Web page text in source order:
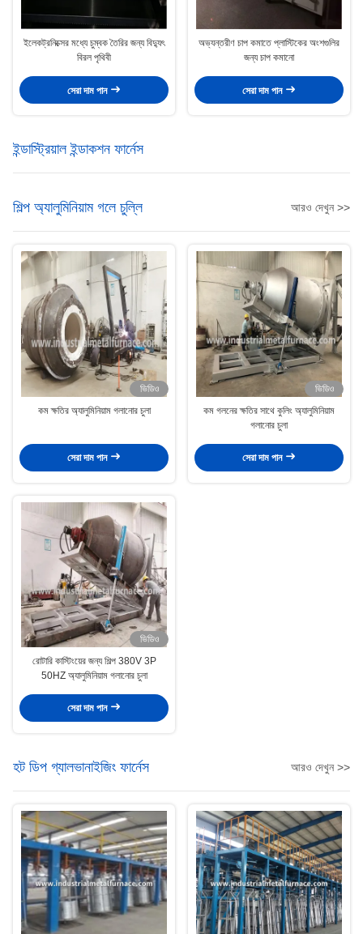
ইলেকট্রনিক্সের মধ্যে চুম্বক তৈরির জন্য বিদ্যুৎ
বিরল পৃথিবী
সেরা দাম পান
অভ্যন্তরীণ চাপ কমাতে প্লাস্টিকের অংশগুলির
জন্য চাপ কমানো
সেরা দাম পান
ইন্ডাস্ট্রিয়াল ইন্ডাকশন ফার্নেস
শিল্প অ্যালুমিনিয়াম গলে চুল্লি আরও দেখুন >>
ভিডিও
কম ক্ষতির অ্যালুমিনিয়াম গলানোর চুলা
সেরা দাম পান
ভিডিও
কম গলনের ক্ষতির সাথে কুলিং অ্যালুমিনিয়াম
গলানোর চুলা
সেরা দাম পান
ভিডিও
রোটারি কাস্টিংয়ের জন্য শিল্প 380V 3P
50HZ অ্যালুমিনিয়াম গলানোর চুলা
সেরা দাম পান
হট ডিপ গ্যালভানাইজিং ফার্নেস আরও দেখুন >>